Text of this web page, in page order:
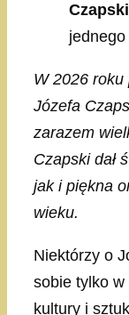
jednego
W 2026
Józefa
zarazem
Czapski dał
jak i piękna
wieku.
Niektórzy o
sobie tylko
kultury i